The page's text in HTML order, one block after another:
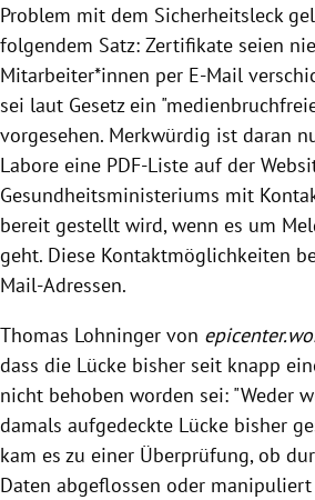
Problem mit dem Sicherheitsleck
folgendem Satz: Zertifikate seien
Mitarbeiter*innen per E-Mail
sei laut Gesetz ein
vorgesehen. Merkwürdig ist daran
Labore eine PDF-Liste auf der
Gesundheitsministeriums mit
bereit gestellt wird, wenn es um
geht. Diese Kontaktmöglichkeiten
Mail-Adressen.
Thomas Lohninger von
dass die Lücke bisher seit knapp
nicht behoben worden sei: "Weder
damals aufgedeckte Lücke bisher
kam es zu einer Überprüfung, ob
Daten abgeflossen oder manipuliert